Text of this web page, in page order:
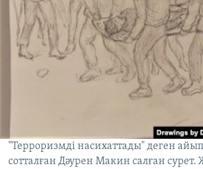
"Терроризмді насихаттады" деген
сотталған Дәурен Макин салған сурет.